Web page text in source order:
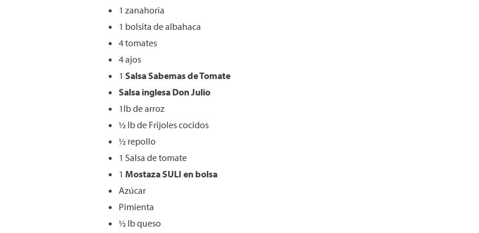
1 zanahoria
1 bolsita de albahaca
4 tomates
4 ajos
1 SalsaSabemasde Tomate
Salsa inglesa Don Julio
1lb de arroz
½ lb de Frijoles cocidos
½ repollo
1 Salsa de tomate
1 Mostaza SULI en bolsa
Azúcar
Pimienta
½ lb queso